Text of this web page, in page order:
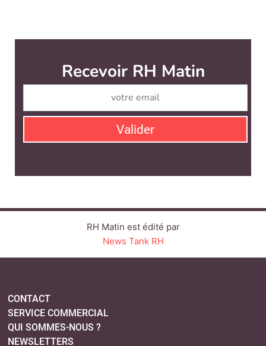
RH Matin est édité par
News Tank RH
QUI SOMMES-NOUS ?
LINKEDINTWITTERFACEBOOK
PLAN DU SITE
MENTIONS LÉGALES
POLITIQUE DE CONFIDENTIALITÉ
COOKIES